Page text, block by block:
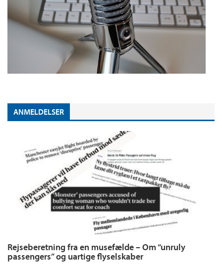
ANMELDELSER
Rejseberetning fra en musefælde – Om “unruly
passengers” og uartige flyselskaber